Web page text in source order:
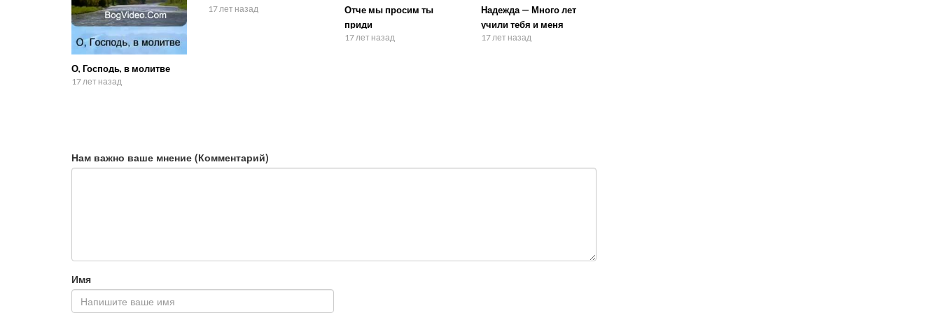
О, Господь, в молитве
17 лет назад
17 лет назад
Отче мы просим ты
приди
17 лет назад
Надежда — Много лет
учили тебя и меня
17 лет назад
Нам важно ваше мнение (Комментарий)
Имя